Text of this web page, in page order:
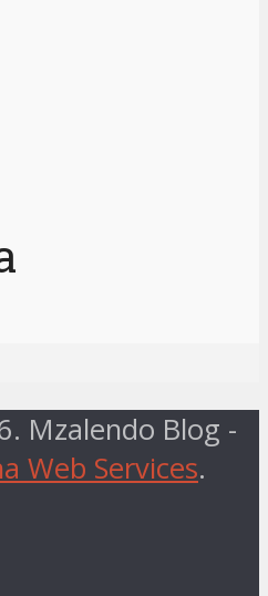
Mzalendo Blog -
Web Services.